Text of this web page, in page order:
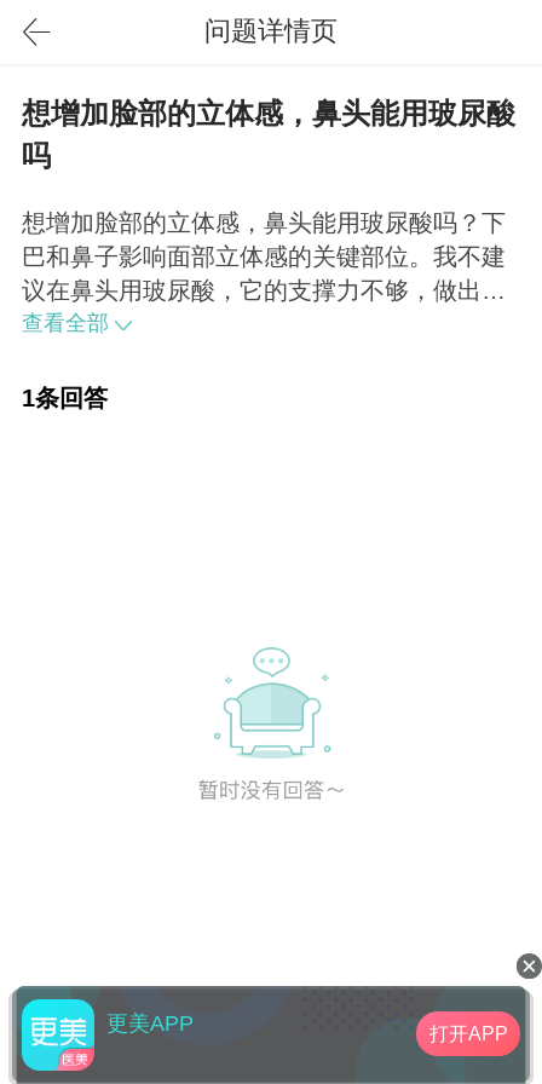
问题详情页
想增加脸部的立体感，鼻头能用玻尿酸
吗
想增加脸部的立体感，鼻头能用玻尿酸吗？下
巴和鼻子影响面部立体感的关键部位。我不建
议在鼻头用玻尿酸，它的支撑力不够，做出来
不一定好看。建议要么假体或者耳软骨，下巴
巴三点一线。
查看全部
1条回答
更美APP 打开APP